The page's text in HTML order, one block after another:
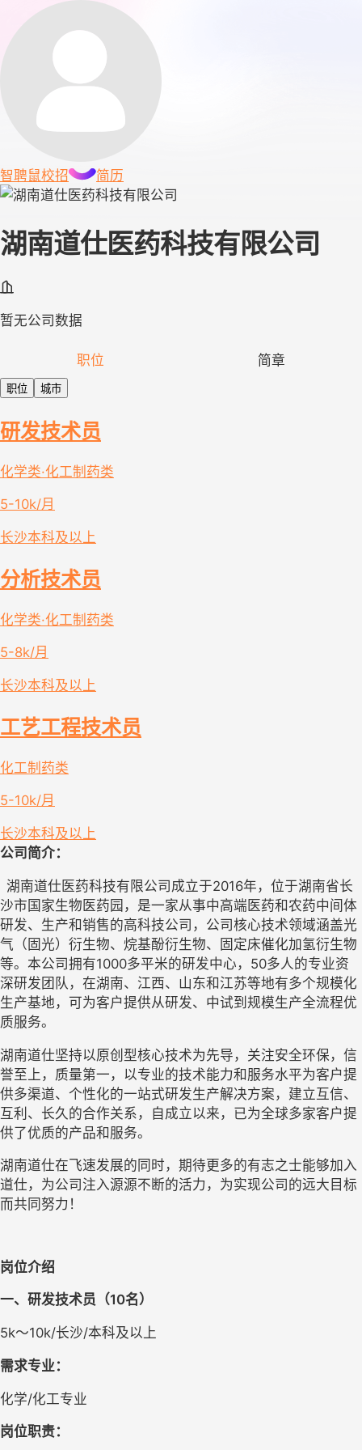
智聘鼠校招 简历
湖南道仕医药科技有限公司
暂无公司数据
职位 简章
职位 城市
研发技术员
化学类·化工制药类
5-10k/月
长沙本科及以上
分析技术员
化学类·化工制药类
5-8k/月
长沙本科及以上
工艺工程技术员
化工制药类
5-10k/月
长沙本科及以上
公司简介：
湖南道仕医药科技有限公司成立于2016年，位于湖南省长
沙市国家生物医药园，是一家从事中高端医药和农药中间体
研发、生产和销售的高科技公司，公司核心技术领域涵盖光
气（固光）衍生物、烷基酚衍生物、固定床催化加氢衍生物
等。本公司拥有1000多平米的研发中心，50多人的专业资
深研发团队，在湖南、江西、山东和江苏等地有多个规模化
生产基地，可为客户提供从研发、中试到规模生产全流程优
质服务。
湖南道仕坚持以原创型核心技术为先导，关注安全环保，信
誉至上，质量第一，以专业的技术能力和服务水平为客户提
供多渠道、个性化的一站式研发生产解决方案，建立互信、
互利、长久的合作关系，自成立以来，已为全球多家客户提
供了优质的产品和服务。
湖南道仕在飞速发展的同时，期待更多的有志之士能够加入
道仕，为公司注入源源不断的活力，为实现公司的远大目标
而共同努力！
岗位介绍
一、 研发技术员（10名）
5k～10k/长沙/本科及以上
需求专业：
化学/化工专业
岗位职责：